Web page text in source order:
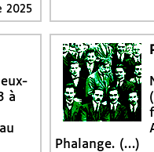
2025
à
Phalange. (…)